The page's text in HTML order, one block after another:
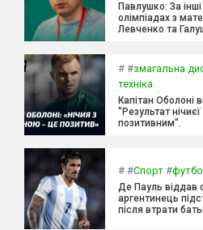
Павлушко: За
олімпіадах з
Левченко та
# #змагальна
техніка
Капітан Оболоні
"Результат
позитивним".
# #Спорт #
Де Пауль віддав
аргентинець
після втрати